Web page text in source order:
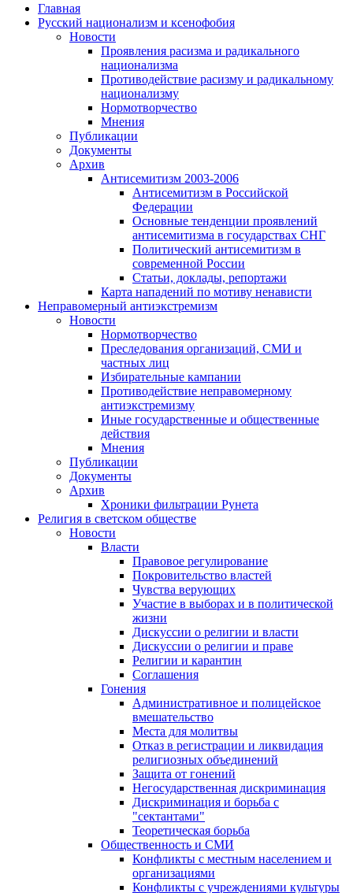
Главная
Русский национализм и ксенофобия
Новости
Проявления расизма и радикального
национализма
Противодействие расизму и радикальному
национализму
Нормотворчество
Мнения
Публикации
Документы
Архив
Антисемитизм 2003-2006
Антисемитизм в Российской
Федерации
Основные тенденции проявлений
антисемитизма в государствах СНГ
Политический антисемитизм в
современной России
Статьи, доклады, репортажи
Карта нападений по мотиву ненависти
Неправомерный антиэкстремизм
Новости
Нормотворчество
Преследования организаций, СМИ и
частных лиц
Избирательные кампании
Противодействие неправомерному
антиэкстремизму
Иные государственные и общественные
действия
Мнения
Публикации
Документы
Архив
Хроники фильтрации Рунета
Религия в светском обществе
Новости
Власти
Правовое регулирование
Покровительство властей
Чувства верующих
Участие в выборах и в политической
жизни
Дискуссии о религии и власти
Дискуссии о религии и праве
Религии и карантин
Соглашения
Гонения
Административное и полицейское
вмешательство
Места для молитвы
Отказ в регистрации и ликвидация
религиозных объединений
Защита от гонений
Негосударственная дискриминация
Дискриминация и борьба с
"сектантами"
Теоретическая борьба
Общественность и СМИ
Конфликты с местным населением и
организациями
Конфликты с учреждениями культуры